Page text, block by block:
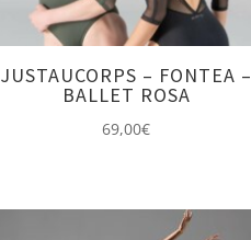
JUSTAUCORPS – FONTEA –
BALLET ROSA
69,00€